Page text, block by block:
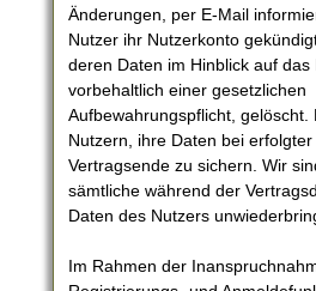
Änderungen, per E-Mail
Nutzer ihr Nutzerkonto
deren Daten im Hinblick auf das
vorbehaltlich einer gesetzlichen
Aufbewahrungspflicht, gelöscht.
Nutzern, ihre Daten bei
Vertragsende zu sichern. Wir
sämtliche während der
Daten des Nutzers
Im Rahmen der